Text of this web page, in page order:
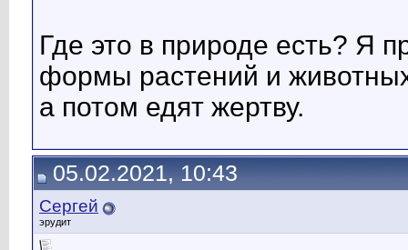
Где это в природе есть? Я
формы растений и
а потом едят жертву.
05.02.2021, 10:43
Сергей
эрудит